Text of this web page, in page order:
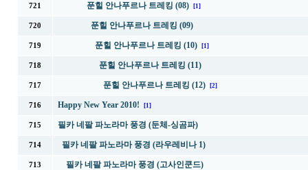
721 푼힐 안나푸르나 트레킹 (08) [1]
720 푼힐 안나푸르나 트레킹 (09)
719 푼힐 안나푸르나 트레킹 (10) [1]
718 푼힐 안나푸르나 트레킹 (11)
717 푼힐 안나푸르나 트레킹 (12) [2]
716 Happy New Year 2010! [1]
715 필카 네팔 파노라마 풍경 (둔체-싱곰파)
714 필카 네팔 파노라마 풍경 (라우레비나 1)
713 필카 네팔 파노라마 풍경 (고사인쿤드)